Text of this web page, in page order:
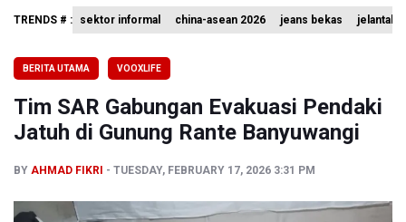
PSSI Ajak Publik Tak Hujat Pelatih dan Pemain Timnas
TNBTS Catat Area Terdampak Kebakaran Hutan dan
Basarnas Akhiri Operasi Penyisiran Korban KMP Mutiara
TRENDS # : sektor informal china-asean 2026 jeans bekas jelantah
BERITA UTAMA VOOXLIFE
Tim SAR Gabungan Evakuasi Pendaki
Jatuh di Gunung Rante Banyuwangi
BY AHMAD FIKRI TUESDAY, FEBRUARY 17, 2026 3:31 PM